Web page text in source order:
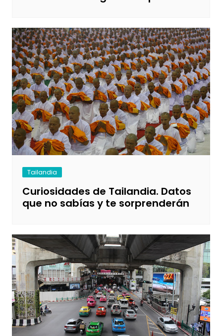
Tailandia
Curiosidades de Tailandia. Datos
que no sabías y te sorprenderán